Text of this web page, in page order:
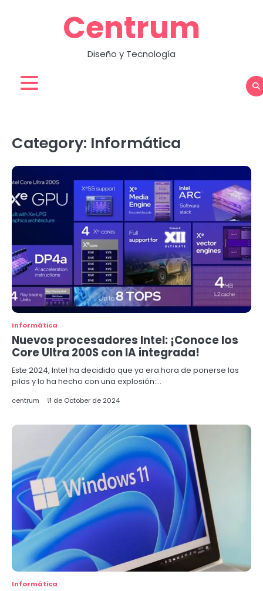
Centrum
Diseño y Tecnología
Category: Informática
Informática
Nuevos procesadores Intel: ¡Conoce los
Core Ultra 200S con IA integrada!
Este 2024, Intel ha decidido que ya era hora de ponerse las
pilas y lo ha hecho con una explosión:…
centrum 11 de October de 2024
Informática